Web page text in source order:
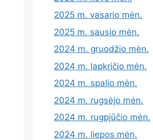
2025 m. vasario mėn.
2025 m. sausio mėn.
2024 m. gruodžio mėn.
2024 m. lapkričio mėn.
2024 m. spalio mėn.
2024 m. rugsėjo mėn.
2024 m. rugpjūčio mėn.
2024 m. liepos mėn.